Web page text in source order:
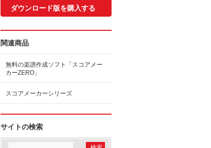
ダウンロード版を購入する
関連商品
無料の楽譜作成ソフト「スコアメー
カーZERO」
スコアメーカーシリーズ
サイトの検索